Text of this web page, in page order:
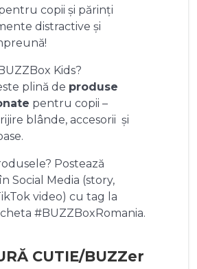
copii și părinți
distractive și
Kids?
plină de produse
pentru copii –
blânde, accesorii și
Postează
Social Media (story,
video) cu tag la
#BUZZBoxRomania.
CUTIE/BUZZer